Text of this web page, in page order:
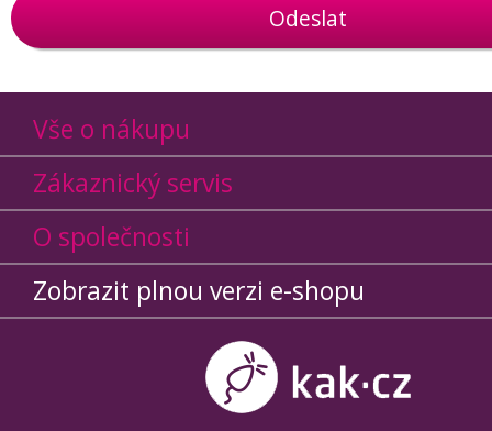
Odeslat
Vše o nákupu
Zákaznický servis
O společnosti
Zobrazit plnou verzi e-shopu